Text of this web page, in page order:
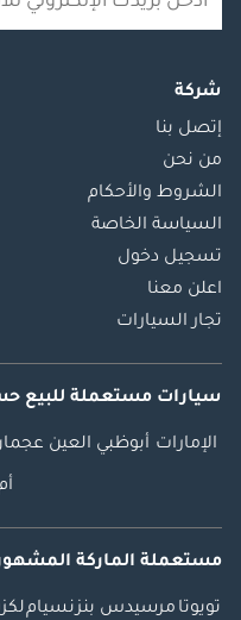
شركة
إتصل بنا
من نحن
الشروط والأحكام
السياسة الخاصة
تسجيل دخول
اعلن معنا
تجار السيارات
سيارات مستعملة للبيع
الإمارات أبوظبي العين
مستعملة الماركة
تويوتا مرسيدس بنزنسيام